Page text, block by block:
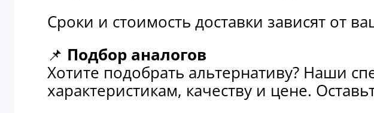
Сроки и стоимость доставки зависят от
📌 Подбор аналогов
Хотите подобрать альтернативу? Наши
характеристикам, качеству и цене.